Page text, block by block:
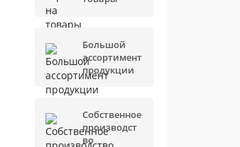
Большой
ассортимент
продукции
Собственное
производст
во